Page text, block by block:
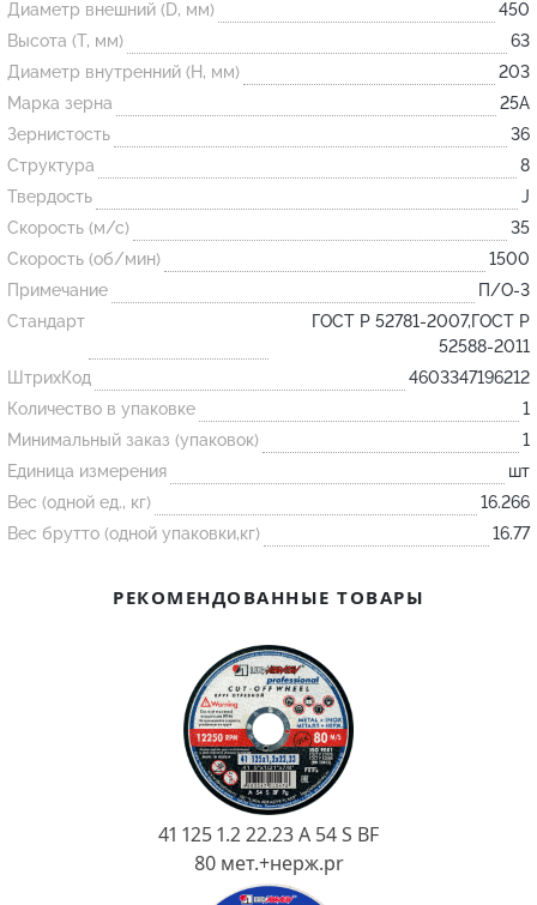
Огнеупорные
изделия
Скачать каталог
Тигель
Муфель
Черпак
Шербер
Трубка
Стержень
Пробка
Подставка
Лодочка
Контакт
Желоб
Диаметр внешний (D, мм)
450
Высота (T, мм)
63
Диаметр внутренний (H, мм)
203
Марка зерна
25А
Зернистость
36
Структура
8
Твердость
J
Скорость (м/с)
35
Скорость (об/мин)
1500
Примечание
П/О-3
Стандарт
ГОСТ Р 52781-2007,ГОСТ Р
52588-2011
ШтрихКод
4603347196212
Количество в упаковке
1
Минимальный заказ (упаковок)
1
Единица измерения
шт
Вес (одной ед., кг)
16.266
Вес брутто (одной упаковки,кг)
16.77
РЕКОМЕНДОВАННЫЕ ТОВАРЫ
41 125 1.2 22.23 A 54 S BF
80 мет.+нерж.pr